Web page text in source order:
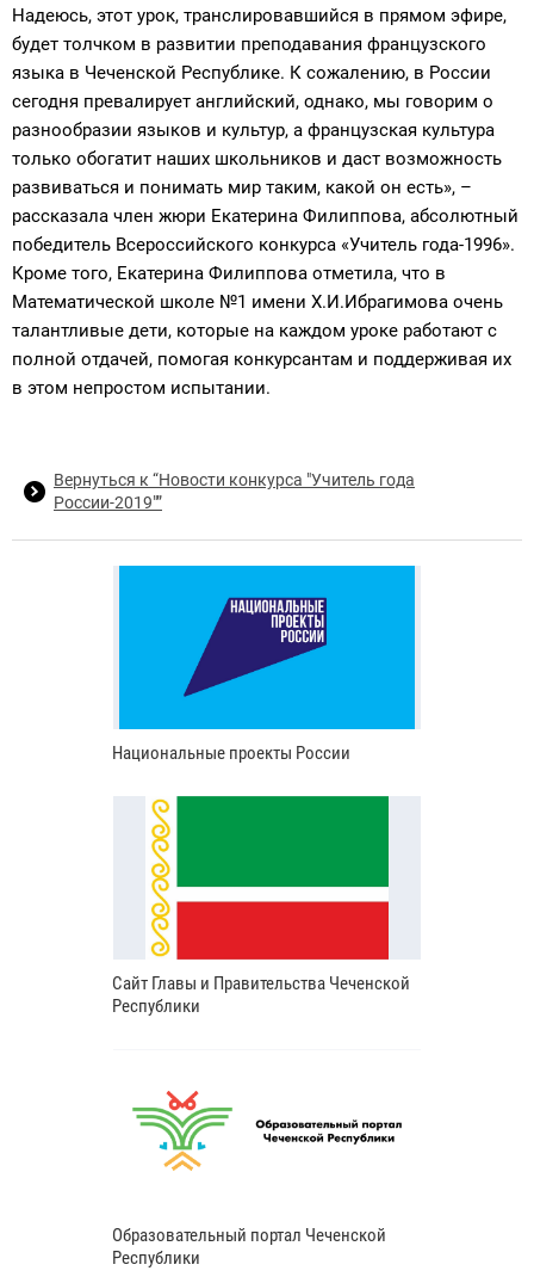
Надеюсь, этот урок, транслировавшийся в прямом эфире,
будет толчком в развитии преподавания французского
языка в Чеченской Республике. К сожалению, в России
сегодня превалирует английский, однако, мы говорим о
разнообразии языков и культур, а французская культура
только обогатит наших школьников и даст возможность
развиваться и понимать мир таким, какой он есть», –
рассказала член жюри Екатерина Филиппова, абсолютный
победитель Всероссийского конкурса «Учитель года-1996».
Кроме того, Екатерина Филиппова отметила, что в
Математической школе №1 имени Х.И.Ибрагимова очень
талантливые дети, которые на каждом уроке работают с
полной отдачей, помогая конкурсантам и поддерживая их
в этом непростом испытании.
Вернуться к “Новости конкурса "Учитель года
России-2019"”
Национальные проекты России
Сайт Главы и Правительства Чеченской
Республики
Образовательный портал Чеченской
Республики